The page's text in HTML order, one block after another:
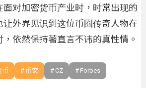
面对加密货币产业时，时常出现的
让外界见识到这位币圈传奇人物在
依然保持著直言不讳的真性情。
币 币安 CZ Forbes